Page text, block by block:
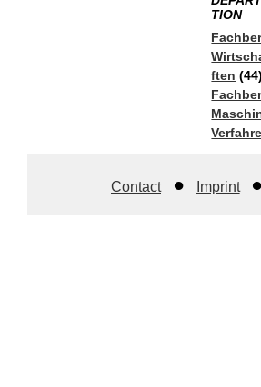
TION
ften (44)
Contact Imprint